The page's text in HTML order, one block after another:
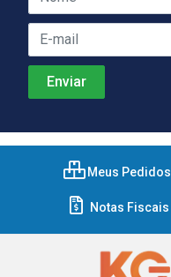
Meus Pedidos
Notas Fiscais